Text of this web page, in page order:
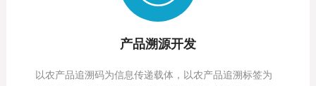
产品溯源开发
以农产品追溯码为信息传递载体，以农产品追溯标签为